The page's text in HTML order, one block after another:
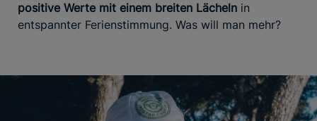
positive Werte mit einem breiten Lächeln in
entspannter Ferienstimmung. Was will man mehr?